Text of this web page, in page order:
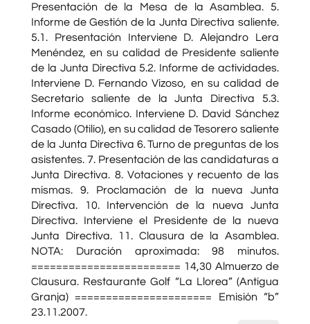
Presentación de la Mesa de la Asamblea. 5.
Informe de Gestión de la Junta Directiva saliente.
5.1. Presentación Interviene D. Alejandro Lera
Menéndez, en su calidad de Presidente saliente
de la Junta Directiva 5.2. Informe de actividades.
Interviene D. Fernando Vizoso, en su calidad de
Secretario saliente de la Junta Directiva 5.3.
Informe económico. Interviene D. David Sánchez
Casado (Otilio), en su calidad de Tesorero saliente
de la Junta Directiva 6. Turno de preguntas de los
asistentes. 7. Presentación de las candidaturas a
Junta Directiva. 8. Votaciones y recuento de las
mismas. 9. Proclamación de la nueva Junta
Directiva. 10. Intervención de la nueva Junta
Directiva. Interviene el Presidente de la nueva
Junta Directiva. 11. Clausura de la Asamblea.
NOTA: Duración aproximada: 98 minutos.
======================== 14,30 Almuerzo de
Clausura. Restaurante Golf “La Llorea” (Antigua
Granja) ====================== Emisión “b”
23.11.2007.